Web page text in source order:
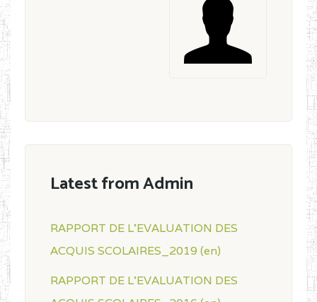
Latest from Admin
RAPPORT DE L'EVALUATION DES
ACQUIS SCOLAIRES_2019 (en)
RAPPORT DE L'EVALUATION DES